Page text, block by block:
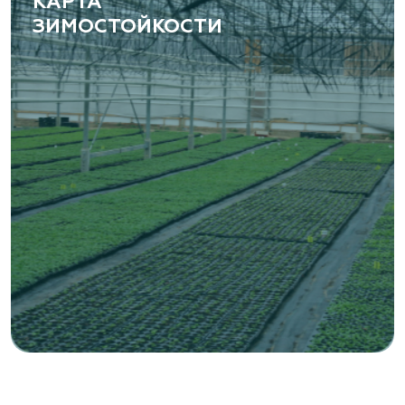
«ВЕНЕВ» питомник растений
Тульская область, Венёвский р-н, село
Борщевое, улица Лесная, д. 13
8 963 224 87 99
https://www.venev1.ru/
«ВЕНЕВ» питомник растений
Тульская область, Венёвский р-н, село
Борщевое, улица Лесная, д. 13
8 963 224 87 99
https://www.venev1.ru/
ЗИМОСТОЙКОСТИ